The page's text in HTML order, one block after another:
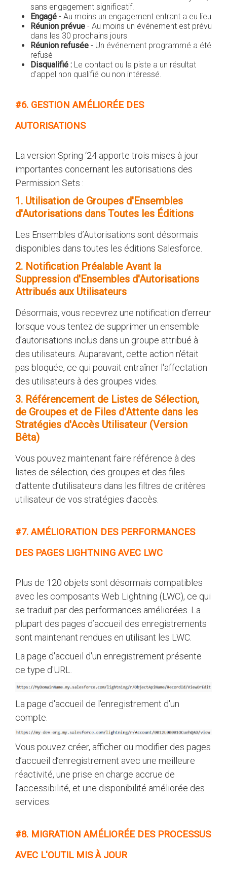
sans engagement significatif.
Engagé - Au moins un engagement entrant a eu lieu
Réunion prévue - Au moins un événement est prévu
dans les 30 prochains jours
Réunion refusée - Un événement programmé a été
refusé
Disqualifié : Le contact ou la piste a un résultat
d'appel non qualifié ou non intéressé.
#6. GESTION AMÉLIORÉE DES
AUTORISATIONS
La version Spring ‘24 apporte trois mises à jour
importantes concernant les autorisations des
Permission Sets :
1. Utilisation de Groupes d'Ensembles
d'Autorisations dans Toutes les Éditions
Les Ensembles d’Autorisations sont désormais
disponibles dans toutes les éditions Salesforce.
2. Notification Préalable Avant la
Suppression d'Ensembles d'Autorisations
Attribués aux Utilisateurs
Désormais, vous recevrez une notification d’erreur
lorsque vous tentez de supprimer un ensemble
d’autorisations inclus dans un groupe attribué à
des utilisateurs. Auparavant, cette action n'était
pas bloquée, ce qui pouvait entraîner l'affectation
des utilisateurs à des groupes vides.
3. Référencement de Listes de Sélection,
de Groupes et de Files d'Attente dans les
Stratégies d'Accès Utilisateur (Version
Bêta)
Vous pouvez maintenant faire référence à des
listes de sélection, des groupes et des files
d’attente d’utilisateurs dans les filtres de critères
utilisateur de vos stratégies d’accès.
#7. AMÉLIORATION DES PERFORMANCES
DES PAGES LIGHTNING AVEC LWC
Plus de 120 objets sont désormais compatibles
avec les composants Web Lightning (LWC), ce qui
se traduit par des performances améliorées. La
plupart des pages d’accueil des enregistrements
sont maintenant rendues en utilisant les LWC.
La page d'accueil d'un enregistrement présente
ce type d'URL.
La page d'accueil de l'enregistrement d'un
compte.
Vous pouvez créer, afficher ou modifier des pages
d’accueil d’enregistrement avec une meilleure
réactivité, une prise en charge accrue de
l’accessibilité, et une disponibilité améliorée des
services.
#8. MIGRATION AMÉLIORÉE DES PROCESSUS
AVEC L'OUTIL MIS À JOUR